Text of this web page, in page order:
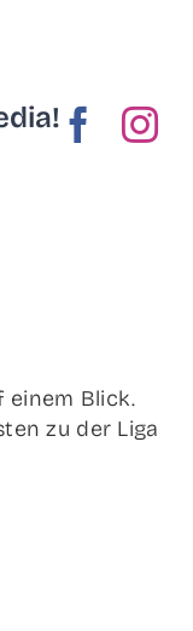
einem Blick.
zu der Liga